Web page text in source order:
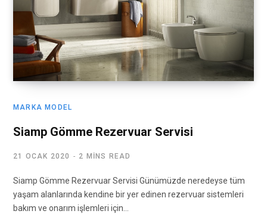
MARKA MODEL
Siamp Gömme Rezervuar Servisi
21 OCAK 2020 2 MINS READ
Siamp Gömme Rezervuar Servisi Günümüzde neredeyse tüm
yaşam alanlarında kendine bir yer edinen rezervuar sistemleri
bakım ve onarım işlemleri için…